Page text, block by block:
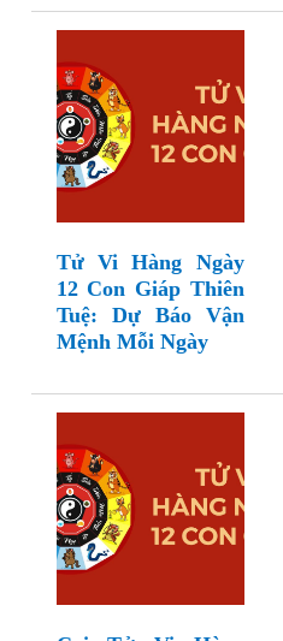
Tử Vi Hàng Ngày
12 Con Giáp Thiên
Tuệ: Dự Báo Vận
Mệnh Mỗi Ngày